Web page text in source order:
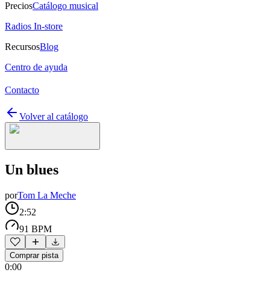
PreciosCatálogo musical
Radios In-store
RecursosBlog
Centro de ayuda
Contacto
Volver al catálogo
Un blues
porTom La Meche
2:52
91 BPM
Comprar pista
0:00